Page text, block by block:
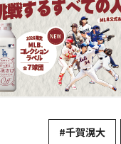
#千賀滉大